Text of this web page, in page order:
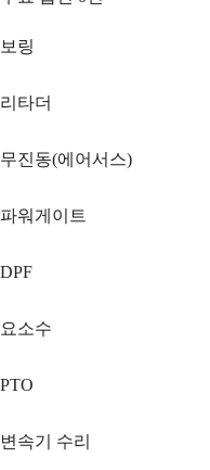
보링
리타더
무진동(에어서스)
파워게이트
DPF
요소수
PTO
변속기 수리